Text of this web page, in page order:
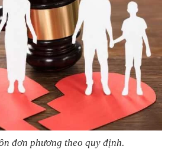
đơn phương theo quy định.